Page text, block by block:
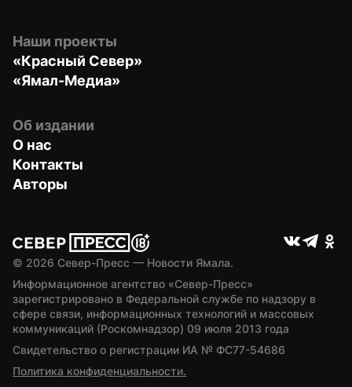
Наши проекты
«Красный Север»
«Ямал-Медиа»
Об издании
О нас
Контакты
Авторы
© 2026 Север-Пресс — Новости Ямала.
Информационное агентство «Север-Пресс»
зарегистрировано в Федеральной службе по надзору в
сфере связи, информационных технологий и массовых
коммуникаций (Роскомнадзор) 09 июля 2013 года
Свидетельство о регистрации ИА № ФС77-54686
Политика конфиденциальности.